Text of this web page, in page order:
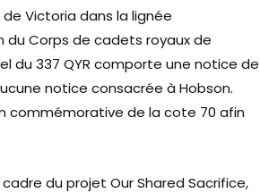
Victoria dans la lignée
du Corps de cadets royaux de
du 337 QYR comporte une notice de
notice consacrée à Hobson.
commémorative de la cote 70 afin
du projet Our Shared Sacrifice,